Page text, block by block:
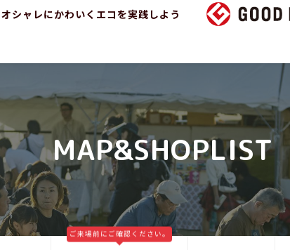
オシャレにかわいくエコを実践しよう
MAP&SHOPLIST
ご来場前にご確認ください。